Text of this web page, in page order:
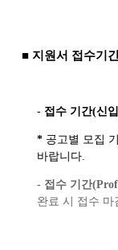
■ 지원서 접수기
- 접수 기간(신
* 공고별 모집
바랍니다.
- 접수 기간(
완료 시 접수 마